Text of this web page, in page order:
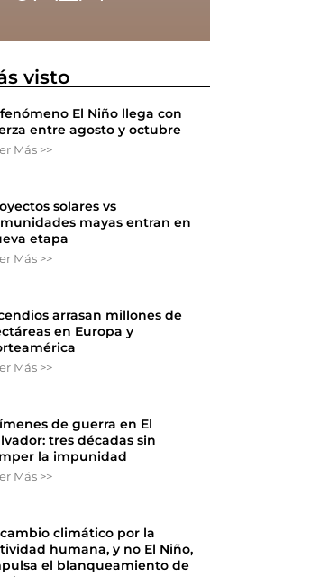
visto
El Niño llega con
entre agosto y octubre
Más >>
solares vs
mayas entran en
etapa
Más >>
arrasan millones de
en Europa y
Más >>
de guerra en El
tres décadas sin
la impunidad
Más >>
cambio climático por la
humana, y no El Niño,
el blanqueamiento de